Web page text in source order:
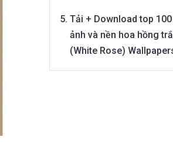
Tải + Download top
ảnh và nền hoa hồng
(White Rose)